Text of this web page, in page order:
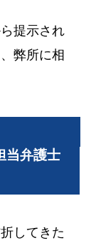
提示され
弊所に相
当弁護士
してきた